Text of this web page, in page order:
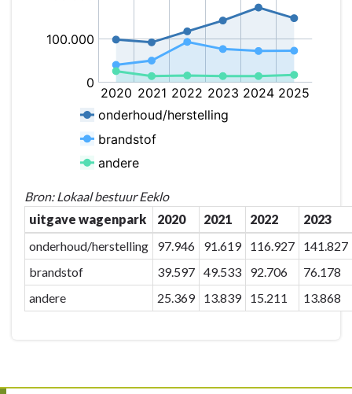
Bron: Lokaal bestuur Eeklo
uitgave wagenpark
2020 2021 2022
2023
onderhoud/herstelling
97.946 91.619 116.927
141.827
brandstof
39.597 49.533 92.706
76.178
andere
25.369 13.839 15.211 13.868